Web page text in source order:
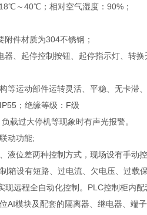
～40℃；相对空气湿度：90%；
附件材质为304不锈钢；
器、起停控制按钮、起停指示灯、转
等运动部件运转灵活、平稳、无卡滞
；绝缘等级：F级
载过大停机等现象时有声光报警。
动功能;
液位差两种控制方式，现场设有手动
箱设有短路、过电流、欠电压、过载
现远程全自动化控制。PLC控制柜内
AI模块及配套的隔离器、继电器、端